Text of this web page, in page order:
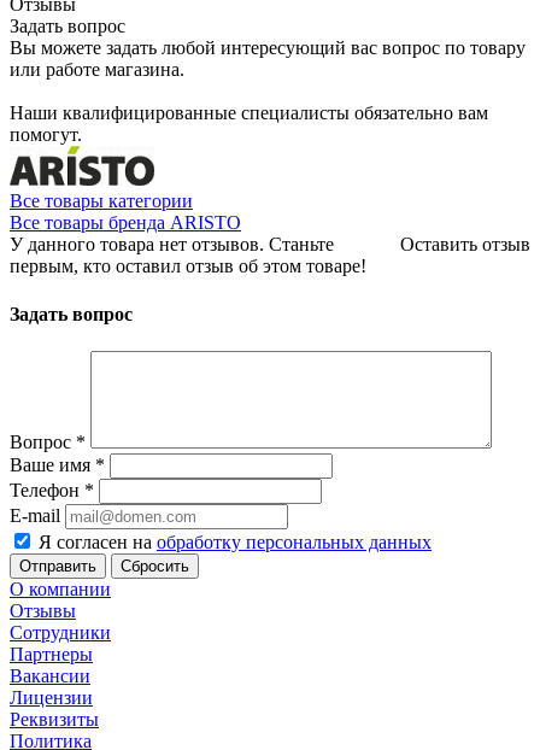
Отзывы
Задать вопрос
Вы можете задать любой интересующий вас вопрос по товару
или работе магазина.
Наши квалифицированные специалисты обязательно вам
помогут.
Все товары категории
Все товары бренда ARISTO
Оставить отзыв
У данного товара нет отзывов. Станьте
первым, кто оставил отзыв об этом товаре!
Задать вопрос
Вопрос *
Ваше имя *
Телефон *
E-mail
Я согласен на обработку персональных данных
Сбросить
О компании
Отзывы
Сотрудники
Партнеры
Вакансии
Лицензии
Реквизиты
Политика